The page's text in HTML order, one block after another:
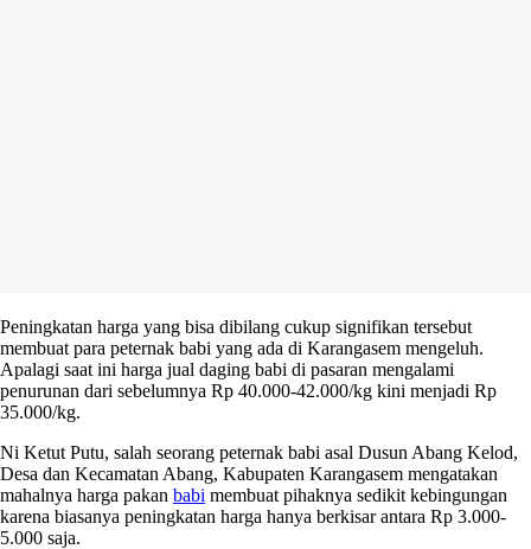
Peningkatan harga yang bisa dibilang cukup signifikan tersebut
membuat para peternak babi yang ada di Karangasem mengeluh.
Apalagi saat ini harga jual daging babi di pasaran mengalami
penurunan dari sebelumnya Rp 40.000-42.000/kg kini menjadi Rp
35.000/kg.
Ni Ketut Putu, salah seorang peternak babi asal Dusun Abang Kelod,
Desa dan Kecamatan Abang, Kabupaten Karangasem mengatakan
mahalnya harga pakan babi membuat pihaknya sedikit kebingungan
karena biasanya peningkatan harga hanya berkisar antara Rp 3.000-
5.000 saja.